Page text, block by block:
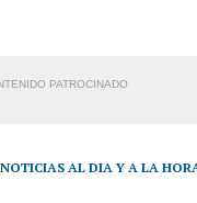
PATROCINADO
AL DIA Y A LA